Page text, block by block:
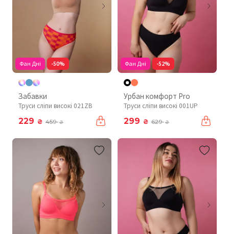
Фан Дні -50%
Забавки
Труси сліпи високі 021ZB
229 ₴ 459₴
Фан Дні -52%
Урбан комфорт Pro
Труси сліпи високі 001UP
299 ₴ 629₴